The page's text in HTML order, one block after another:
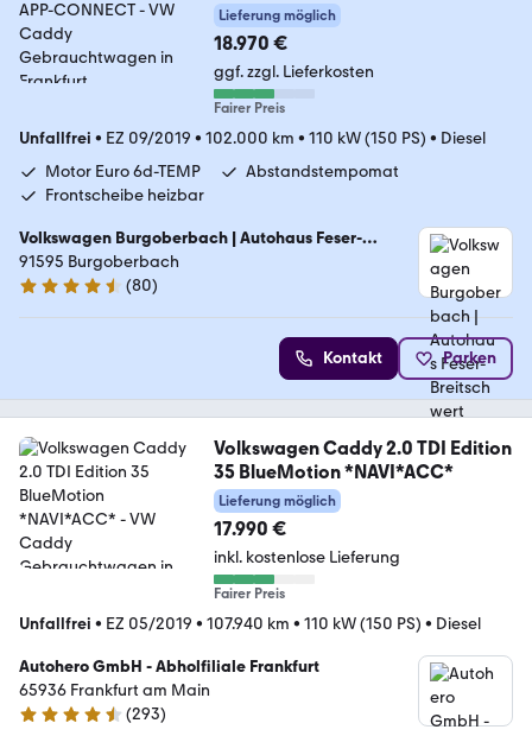
Lieferung möglich
18.970 €
ggf. zzgl. Lieferkosten
Fairer Preis
Unfallfrei • EZ 09/2019 • 102.000 km • 110 kW (150 PS) • Diesel
Motor Euro 6d-TEMP
Abstandstempomat
Frontscheibe heizbar
Volkswagen Burgoberbach | Autohaus Feser-
Breitschwert GmbH
91595 Burgoberbach
4.7 Sterne
(80)
Kontakt Parken
Volkswagen Caddy 2.0 TDI Edition
35 BlueMotion *NAVI*ACC*
Lieferung möglich
17.990 €
inkl. kostenlose Lieferung
Fairer Preis
Unfallfrei • EZ 05/2019 • 107.940 km • 110 kW (150 PS) • Diesel
Autohero GmbH - Abholfiliale Frankfurt
65936 Frankfurt am Main
4.6 Sterne
(293)